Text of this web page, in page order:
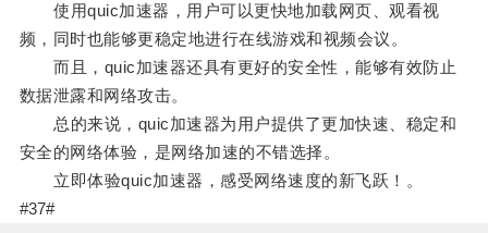
使用quic加速器，用户可以更快地加载网页、观看视
频，同时也能够更稳定地进行在线游戏和视频会议。
而且，quic加速器还具有更好的安全性，能够有效防止
数据泄露和网络攻击。
总的来说，quic加速器为用户提供了更加快速、稳定和
安全的网络体验，是网络加速的不错选择。
立即体验quic加速器，感受网络速度的新飞跃！。
#37#